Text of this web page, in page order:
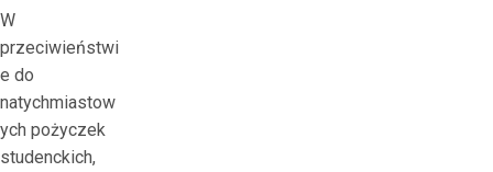
W
przeciwieństwi
e do
natychmiastow
ych pożyczek
studenckich,